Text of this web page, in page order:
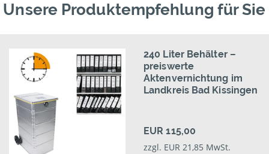
Unsere Produktempfehlung für Sie
240 Liter Behälter –
preiswerte
Aktenvernichtung im
Landkreis Bad Kissingen
EUR 115,00
zzgl. EUR 21,85 MwSt.